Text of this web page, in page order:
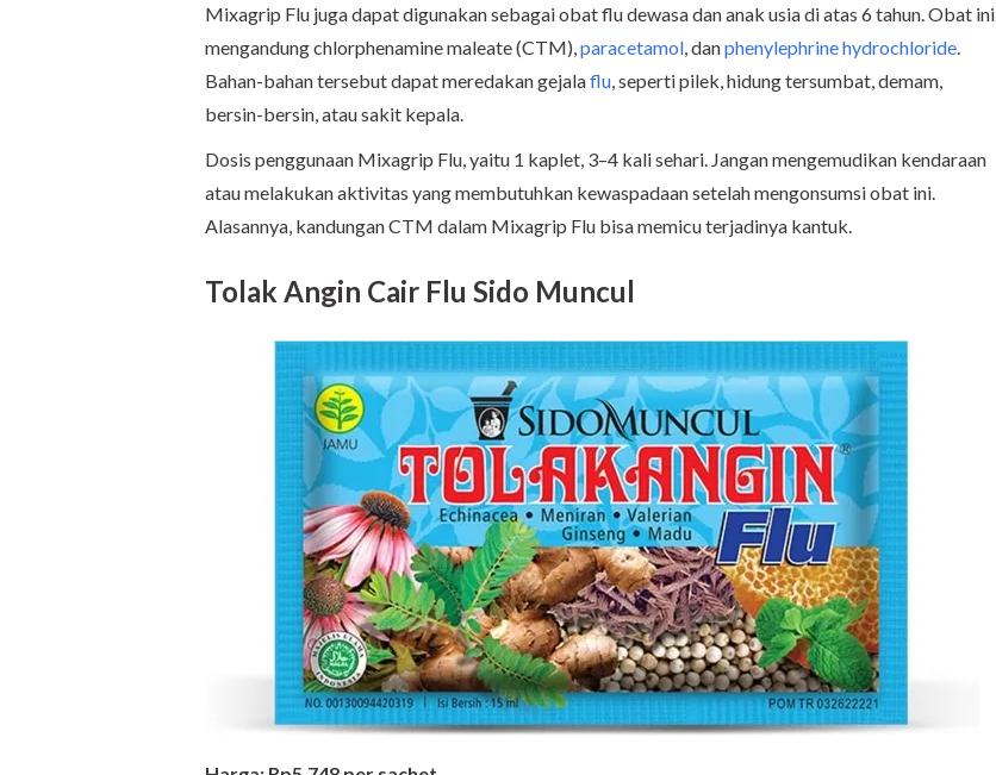
Mixagrip Flu juga dapat digunakan sebagai obat flu dewasa dan anak usia di atas 6 tahun. Obat ini
mengandung chlorphenamine maleate (CTM),paracetamol, danphenylephrine hydrochloride.
Bahan-bahan tersebut dapat meredakan gejalaflu, seperti pilek, hidung tersumbat, demam,
bersin-bersin, atau sakit kepala.
Dosis penggunaan Mixagrip Flu, yaitu 1 kaplet, 3–4 kali sehari. Jangan mengemudikan kendaraan
atau melakukan aktivitas yang membutuhkan kewaspadaan setelah mengonsumsi obat ini.
Alasannya, kandungan CTM dalam Mixagrip Flu bisa memicu terjadinya kantuk.
Tolak Angin Cair Flu Sido Muncul